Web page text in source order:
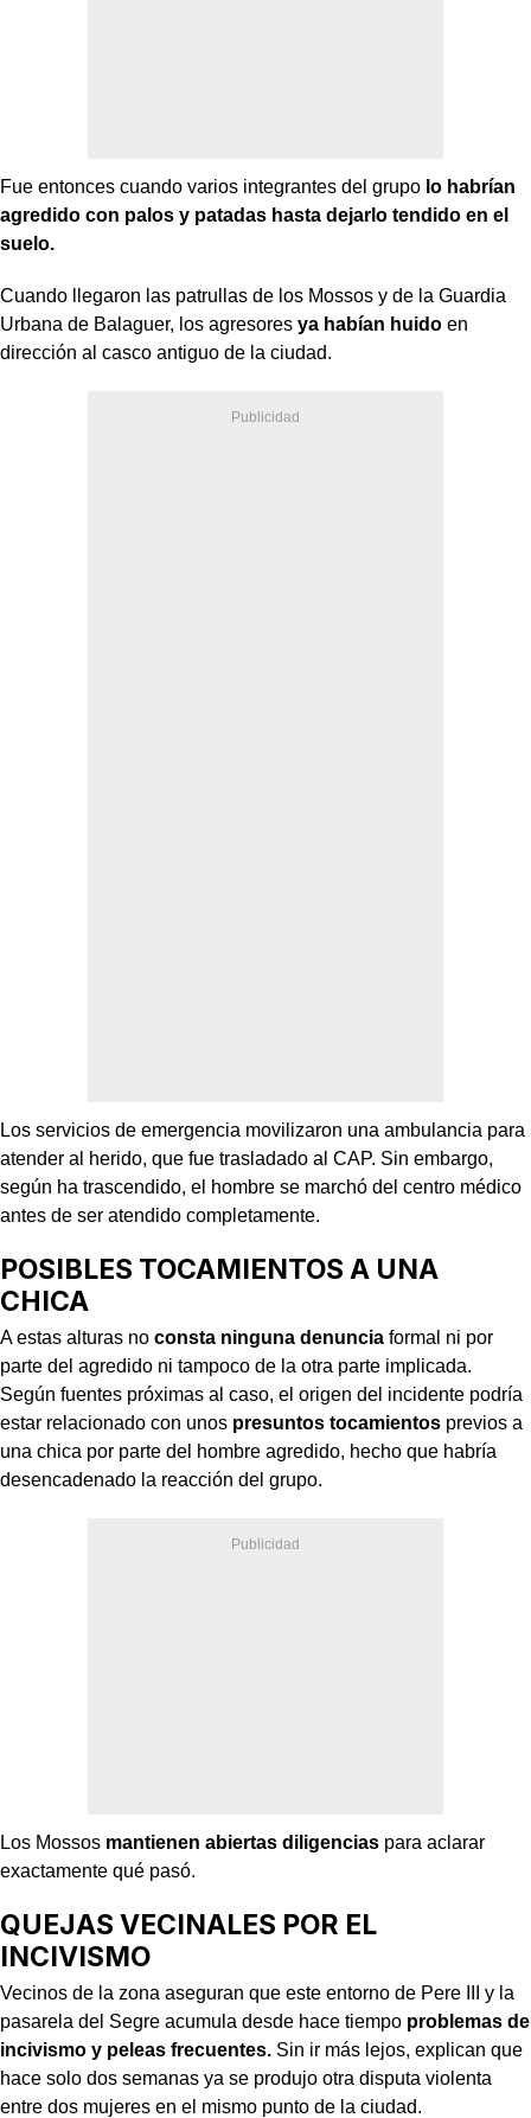
Fue entonces cuando varios integrantes del grupo lo habrían
agredido con palos y patadas hasta dejarlo tendido en el
suelo.
Cuando llegaron las patrullas de los Mossos y de la Guardia
Urbana de Balaguer, los agresores ya habían huido en
dirección al casco antiguo de la ciudad.
Los servicios de emergencia movilizaron una ambulancia para
atender al herido, que fue trasladado al CAP. Sin embargo,
según ha trascendido, el hombre se marchó del centro médico
antes de ser atendido completamente.
POSIBLES TOCAMIENTOS A UNA
CHICA
A estas alturas no consta ninguna denuncia formal ni por
parte del agredido ni tampoco de la otra parte implicada.
Según fuentes próximas al caso, el origen del incidente podría
estar relacionado con unos presuntos tocamientos previos a
una chica por parte del hombre agredido, hecho que habría
desencadenado la reacción del grupo.
Los Mossos mantienen abiertas diligencias para aclarar
exactamente qué pasó.
QUEJAS VECINALES POR EL
INCIVISMO
Vecinos de la zona aseguran que este entorno de Pere III y la
pasarela del Segre acumula desde hace tiempo problemas de
incivismo y peleas frecuentes. Sin ir más lejos, explican que
hace solo dos semanas ya se produjo otra disputa violenta
entre dos mujeres en el mismo punto de la ciudad.